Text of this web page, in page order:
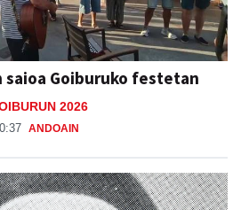
Goiburuko festetan
2026
ANDOAIN